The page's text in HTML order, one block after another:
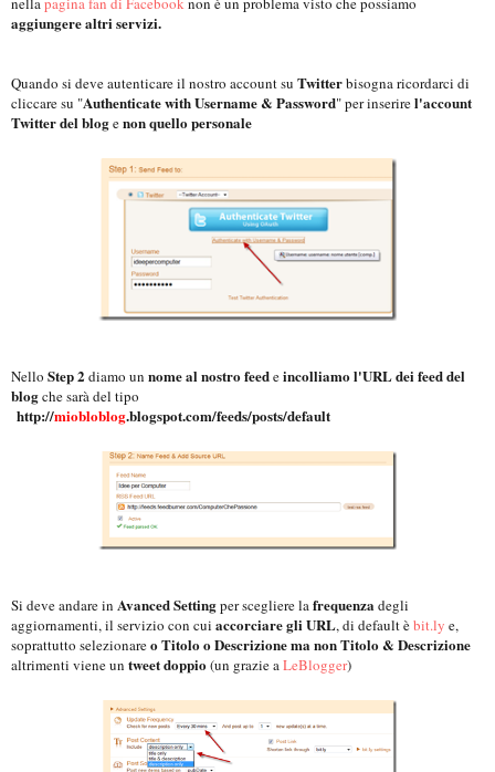
aggiungere altri servizi.
Quando si deve autenticare il nostro account su Twitterbisogna ricordarci di
cliccare su "Authenticate with Username & Password" per inserirel'account
Twitter del blogenon quello personale
Nello Step 2 diamo un nome al nostro feedeincolliamo l'URL dei feed del
blogche sarà del tipo
http://miobloblog.blogspot.com/feeds/posts/default
Si deve andare in Avanced Settingper scegliere lafrequenzadegli
aggiornamenti, il servizio con cui accorciare gli URL, di default èbit.ly e,
soprattutto selezionareo Titolo o Descrizione ma non Titolo & Descrizione
altrimenti viene un tweet doppio (un grazie aLeBlogger)